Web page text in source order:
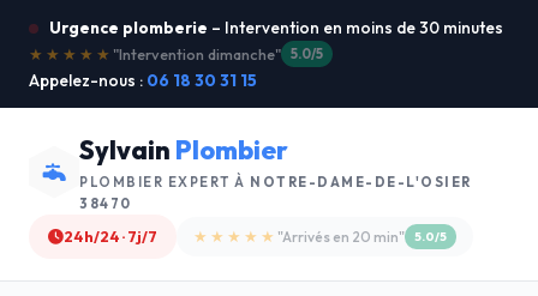
Urgence plomberie – Intervention en moins de 30 minutes
★★★★★ "Je recommande !" 4.9/5
Appelez-nous : 06 18 30 31 15
Sylvain Plombier
PLOMBIER EXPERT À NOTRE-DAME-DE-L'OSIER
38470
24h/24 · 7j/7 ★★★★☆ "Devis gratuit" 4.8/5